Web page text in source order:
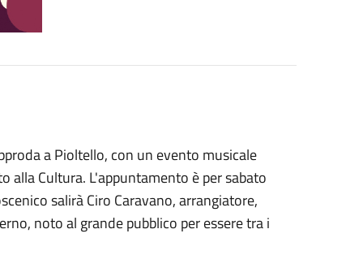
a Pioltello, con un evento musicale
alla Cultura. L'appuntamento è per sabato
salirà Ciro Caravano, arrangiatore,
noto al grande pubblico per essere tra i